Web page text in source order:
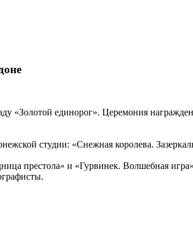
«Золотой единорог». Церемония
студии: «Снежная королева.
престола» и «Гурвинек. Волшебная